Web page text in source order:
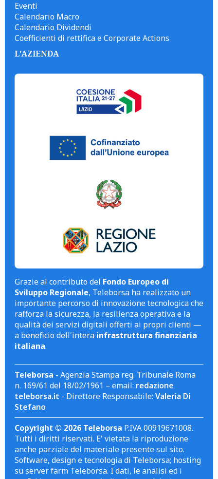
Eventi
Calendario Macro
Calendario Dividendi
Coefficienti di rettifica e Corporate Actions
L'AZIENDA
Grazie al contributo del Fondo Europeo di
Sviluppo Regionale, Teleborsa ha realizzato un
importante percorso di innovazione tecnologica che
rafforza la sicurezza, la resilienza operativa e la
qualità dei servizi digitali offerti ai propri clienti —
a beneficio dell'intera infrastruttura finanziaria
italiana.
Teleborsa - Agenzia Stampa reg. Tribunale Roma
n. 169/61 del 18/02/1961 – email: redazione
teleborsa.it - Direttore Responsabile: Valeria Di
Stefano
Copyright © 2026 Teleborsa P.IVA 00919671008.
Tutti i diritti riservati. E' vietata la riproduzione
anche parziale del materiale presente sul sito.
Software, design e tecnologia di Teleborsa; hosting
su server farm Teleborsa. I dati, le analisi ed i